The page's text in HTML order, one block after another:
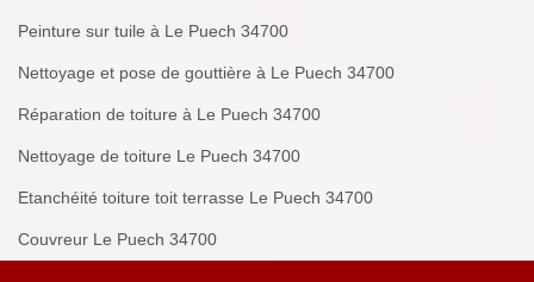
Peinture sur tuile à Le Puech 34700
Nettoyage et pose de gouttière à Le Puech 34700
Réparation de toiture à Le Puech 34700
Nettoyage de toiture Le Puech 34700
Etanchéité toiture toit terrasse Le Puech 34700
Couvreur Le Puech 34700